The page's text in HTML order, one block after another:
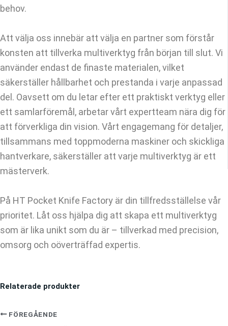
behov.
Att välja oss innebär att välja en partner som förstår
konsten att tillverka multiverktyg från början till slut. Vi
använder endast de finaste materialen, vilket
säkerställer hållbarhet och prestanda i varje anpassad
del. Oavsett om du letar efter ett praktiskt verktyg eller
ett samlarföremål, arbetar vårt expertteam nära dig för
att förverkliga din vision. Vårt engagemang för detaljer,
tillsammans med toppmoderna maskiner och skickliga
hantverkare, säkerställer att varje multiverktyg är ett
mästerverk.
På HT Pocket Knife Factory är din tillfredsställelse vår
prioritet. Låt oss hjälpa dig att skapa ett multiverktyg
som är lika unikt som du är – tillverkad med precision,
omsorg och oöverträffad expertis.
Relaterade produkter
FÖREGÅENDE